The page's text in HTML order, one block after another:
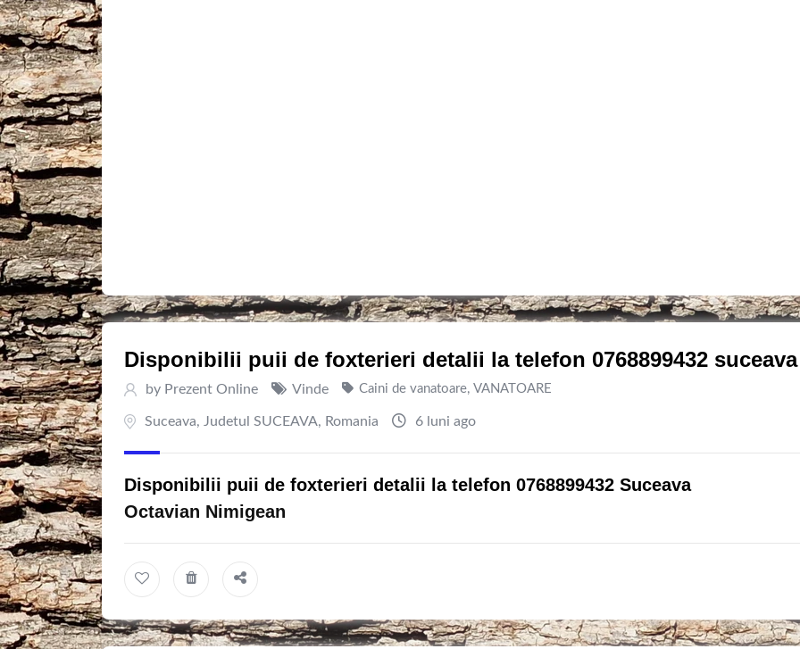
Disponibilii puii de foxterieri detalii la telefon 0768899432 suceava
by Prezent Online Vinde Caini de vanatoare, VANATOARE
Suceava, Judetul SUCEAVA, Romania 6 luni ago
Disponibilii puii de foxterieri detalii la telefon 0768899432 Suceava
Octavian Nimigean